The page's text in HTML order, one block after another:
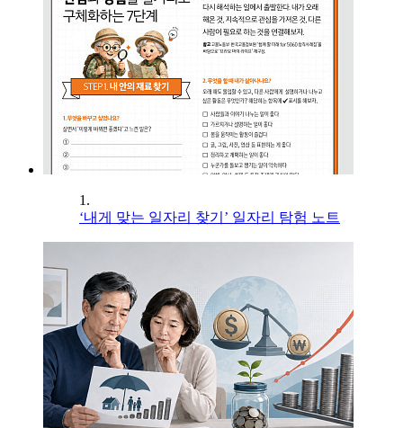
1.
‘내게 맞는 일자리 찾기’ 일자리 탐험 노트